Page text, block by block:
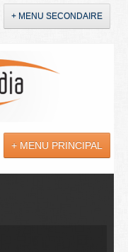
+ MENU SECONDAIRE
+ MENU PRINCIPAL